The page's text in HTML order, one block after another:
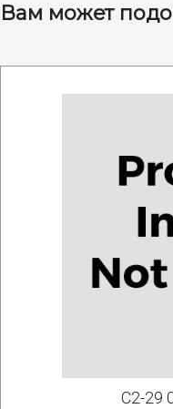
Вам может
С2-29